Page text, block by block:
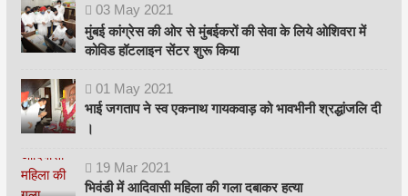
03 May 2021
मुंबई कांग्रेस की ओर से मुंबईकरों की सेवा के लिये ओशिवरा में
कोविड हॉटलाइन सेंटर शुरू किया
01 May 2021
भाई जगताप ने स्व एकनाथ गायकवाड़ को भावभीनी श्रद्धांजलि दी
।
19 Mar 2021
भिवंडी में आदिवासी महिला की गला दबाकर हत्या